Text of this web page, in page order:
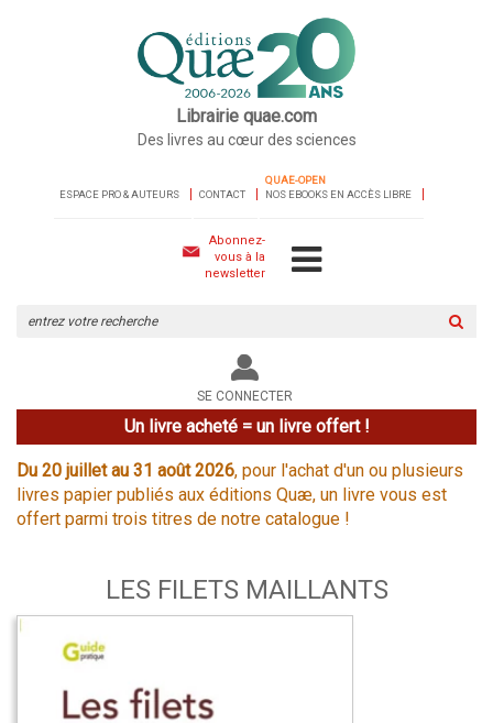
Librairie quae.com
Des livres au cœur des sciences
ESPACE PRO & AUTEURS CONTACT
QUAE-OPEN
NOS EBOOKS EN ACCÈS LIBRE
Abonnez-
vous à la
newsletter
le
site
SE CONNECTER
Un livre acheté = un livre offert !
Du 20 juillet au 31 août 2026, pour l'achat d'un ou plusieurs
livres papier publiés aux éditions Quæ, un livre vous est
offert parmi trois titres de notre catalogue !
LES FILETS MAILLANTS